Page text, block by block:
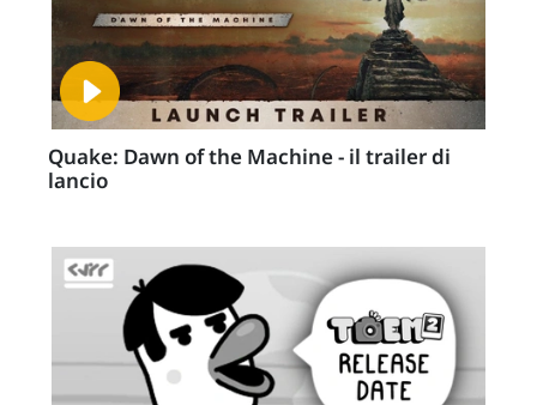
Quake: Dawn of the Machine - il trailer di
lancio